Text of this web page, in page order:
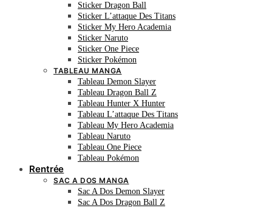
Sticker Dragon Ball
Sticker L’attaque Des Titans
Sticker My Hero Academia
Sticker Naruto
Sticker One Piece
Sticker Pokémon
TABLEAU MANGA
Tableau Demon Slayer
Tableau Dragon Ball Z
Tableau Hunter X Hunter
Tableau L’attaque Des Titans
Tableau My Hero Academia
Tableau Naruto
Tableau One Piece
Tableau Pokémon
Rentrée
SAC A DOS MANGA
Sac A Dos Demon Slayer
Sac A Dos Dragon Ball Z